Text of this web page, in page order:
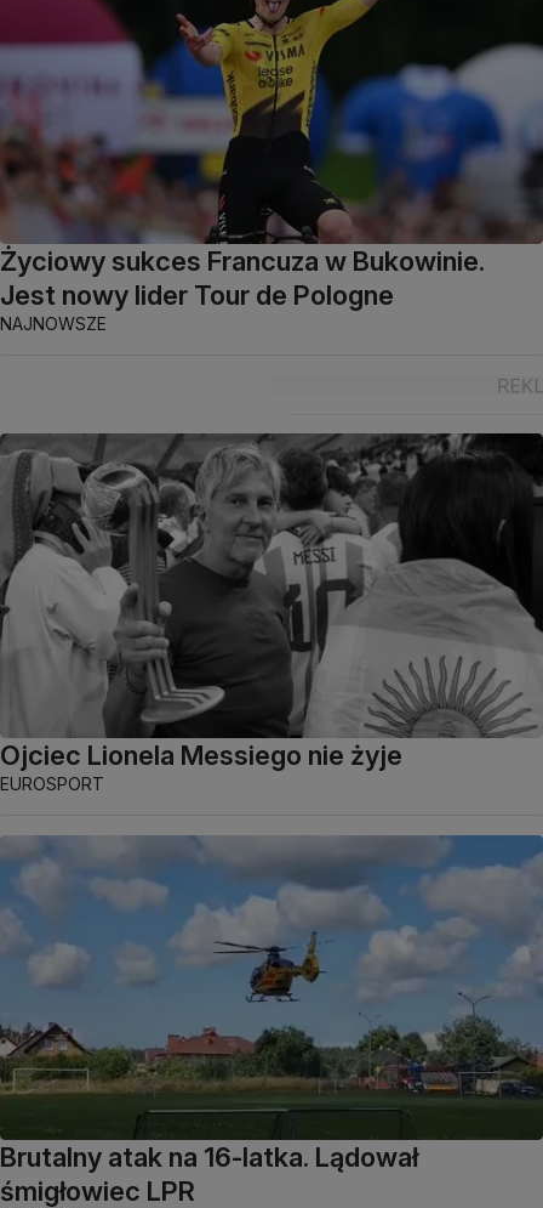
Życiowy sukces Francuza w Bukowinie.
Jest nowy lider Tour de Pologne
NAJNOWSZE
Ojciec Lionela Messiego nie żyje
EUROSPORT
Brutalny atak na 16-latka. Lądował
śmigłowiec LPR